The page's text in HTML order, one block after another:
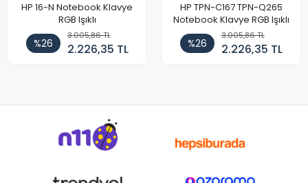
HP 16-N Notebook Klavye
RGB Işıklı
%26
3.005,86 TL
2.226,35 TL
HP TPN-C167 TPN-Q265
Notebook Klavye RGB Işıklı
%26
3.005,86 TL
2.226,35 TL